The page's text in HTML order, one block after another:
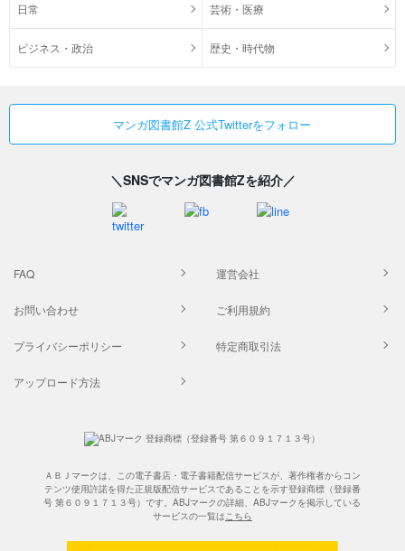
日常 芸術・医療
ビジネス・政治 歴史・時代物
マンガ図書館Z 公式Twitterをフォロー
＼SNSでマンガ図書館Zを紹介／
FAQ 運営会社
お問い合わせ ご利用規約
プライバシーポリシー 特定商取引法
アップロード方法
ＡＢＪマークは、この電子書店・電子書籍配信サービスが、著作権者からコン
テンツ使用許諾を得た正規版配信サービスであることを示す登録商標（登録番
号 第６０９１７１３号）です。ABJマークの詳細、ABJマークを掲示している
サービスの一覧はこちら